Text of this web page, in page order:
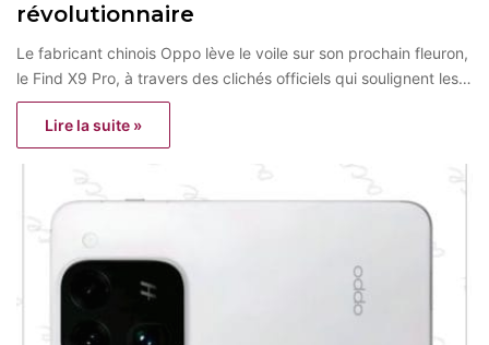
révolutionnaire
Le fabricant chinois Oppo lève le voile sur son prochain fleuron,
le Find X9 Pro, à travers des clichés officiels qui soulignent les…
Lire la suite »